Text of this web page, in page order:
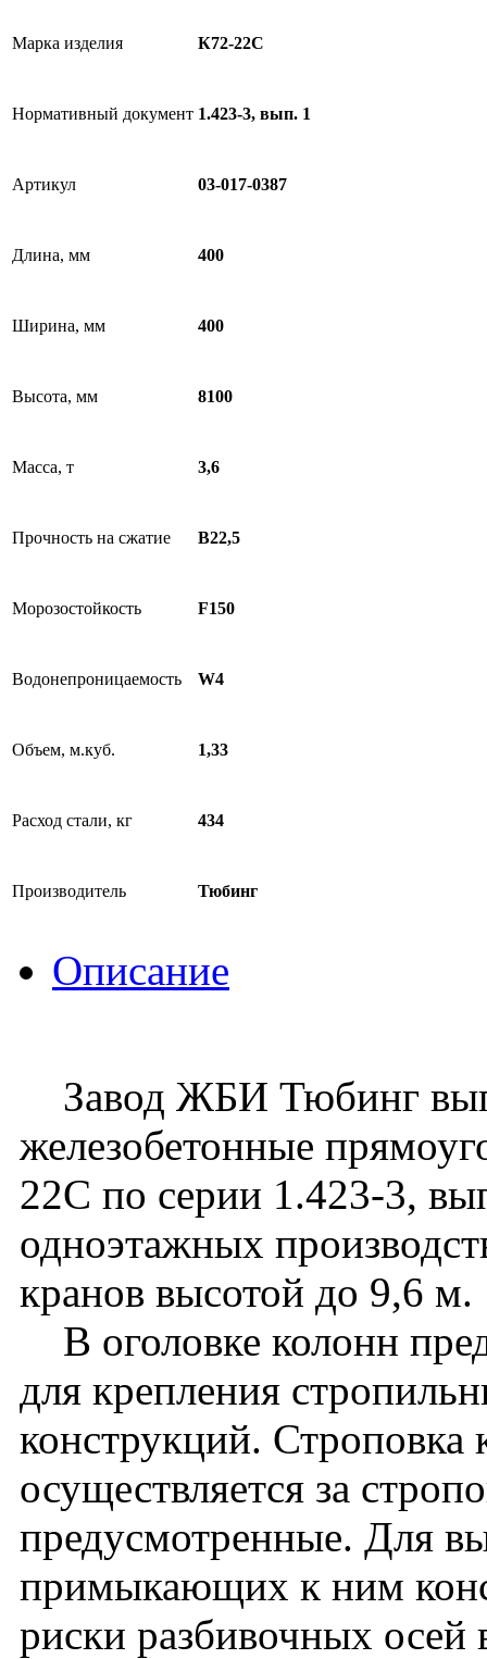
Марка изделия К72-22C
Нормативный документ 1.423-3, вып. 1
Артикул 03-017-0387
Длина, мм 400
Ширина, мм 400
Высота, мм 8100
Масса, т 3,6
Прочность на сжатие В22,5
Морозостойкость F150
Водонепроницаемость W4
Объем, м.куб. 1,33
Расход стали, кг 434
Производитель Тюбинг
Описание
Завод ЖБИ Тюбинг
железобетонные
22C по серии 1.423-3,
одноэтажных
кранов высотой до 9,6 м.
В оголовке колонн
для крепления
конструкций. Строповка
осуществляется за
предусмотренные. Для
примыкающих к ним
риски разбивочных осей